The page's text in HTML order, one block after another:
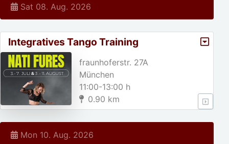
Sat 08. Aug. 2026
Integratives Tango Training
fraunhoferstr. 27A
München
11:00-13:00 h
0.90 km
Mon 10. Aug. 2026